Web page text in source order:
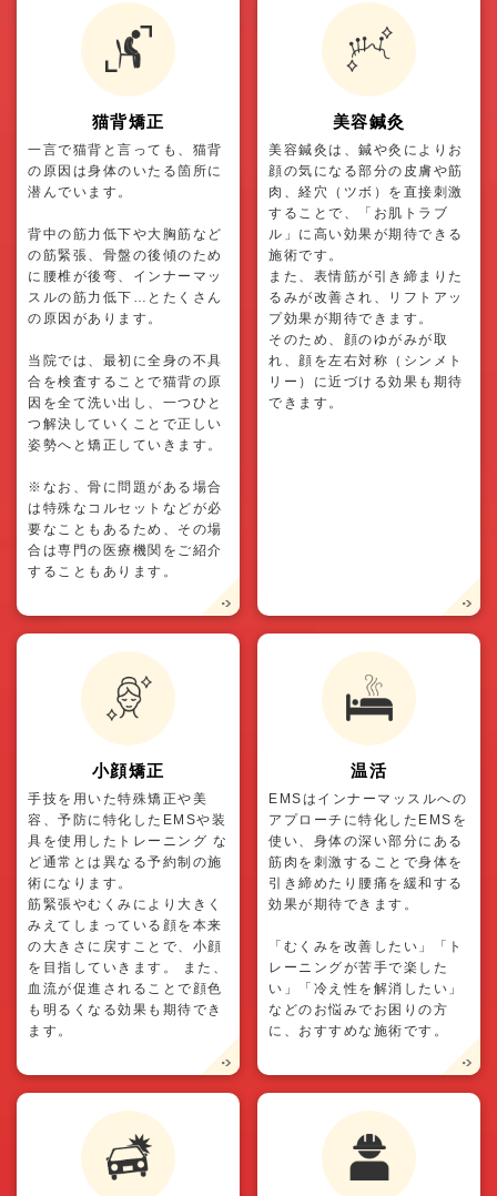
猫背矯正
一言で猫背と言っても、猫背
の原因は身体のいたる箇所に
潜んでいます。
背中の筋力低下や大胸筋など
の筋緊張、骨盤の後傾のため
に腰椎が後弯、インナーマッ
スルの筋力低下…とたくさん
の原因があります。
当院では、最初に全身の不具
合を検査することで猫背の原
因を全て洗い出し、一つひと
つ解決していくことで正しい
姿勢へと矯正していきます。
※なお、骨に問題がある場合
は特殊なコルセットなどが必
要なこともあるため、その場
合は専門の医療機関をご紹介
することもあります。
美容鍼灸
美容鍼灸は、鍼や灸によりお
顔の気になる部分の皮膚や筋
肉、経穴（ツボ）を直接刺激
することで、「お肌トラブ
ル」に高い効果が期待できる
施術です。
また、表情筋が引き締まりた
るみが改善され、リフトアッ
プ効果が期待できます。
そのため、顔のゆがみが取
れ、顔を左右対称（シンメト
リー）に近づける効果も期待
できます。
小顔矯正
手技を用いた特殊矯正や美
容、予防に特化したEMSや装
具を使用したトレーニング な
ど通常とは異なる予約制の施
術になります。
筋緊張やむくみにより大きく
みえてしまっている顔を本来
の大きさに戻すことで、小顔
を目指していきます。 また、
血流が促進されることで顔色
も明るくなる効果も期待でき
ます。
温活
EMSはインナーマッスルへの
アプローチに特化したEMSを
使い、身体の深い部分にある
筋肉を刺激することで身体を
引き締めたり腰痛を緩和する
効果が期待できます。
「むくみを改善したい」「ト
レーニングが苦手で楽した
い」「冷え性を解消したい」
などのお悩みでお困りの方
に、おすすめな施術です。